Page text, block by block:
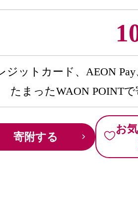
ジットカード、AEON
たまったWAON POINTで
寄附する
お